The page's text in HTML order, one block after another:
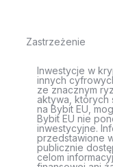
Zastrzeżenie
Inwestycje w
innych
ze znacznym
aktywa, których
na Bybit EU,
Bybit EU nie
inwestycyjne.
przedstawione
publicznie
celom